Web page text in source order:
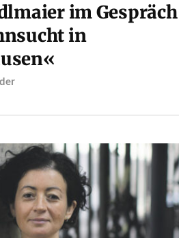
im Gespräch
in